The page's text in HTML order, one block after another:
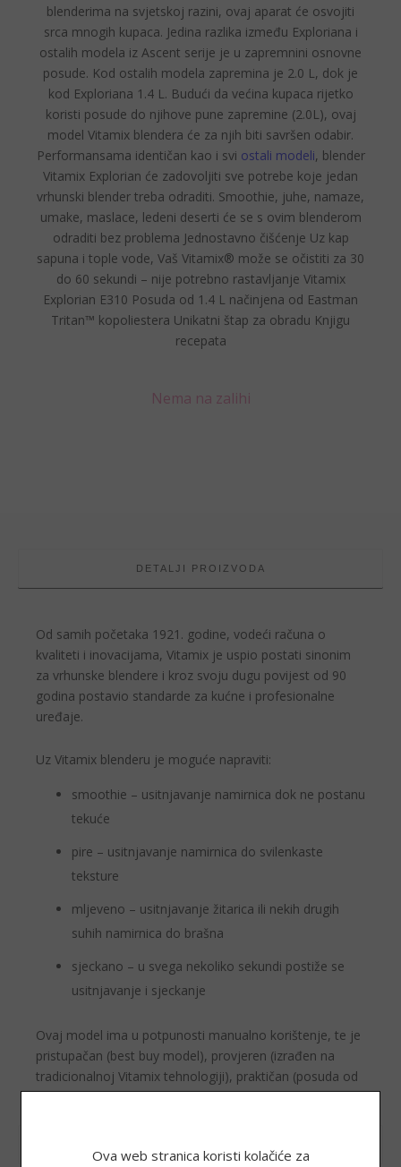
blenderima na svjetskoj razini, ovaj aparat će osvojiti
srca mnogih kupaca. Jedina razlika između Exploriana i
ostalih modela iz Ascent serije je u zapremnini osnovne
posude. Kod ostalih modela zapremina je 2.0 L, dok je
kod Exploriana 1.4 L. Budući da većina kupaca rijetko
koristi posude do njihove pune zapremine (2.0L), ovaj
model Vitamix blendera će za njih biti savršen odabir.
Performansama identičan kao i svi ostali modeli, blender
Vitamix Explorian će zadovoljiti sve potrebe koje jedan
vrhunski blender treba odraditi. Smoothie, juhe, namaze,
umake, maslace, ledeni deserti će se s ovim blenderom
odraditi bez problema Jednostavno čišćenje Uz kap
sapuna i tople vode, Vaš Vitamix® može se očistiti za 30
do 60 sekundi – nije potrebno rastavljanje Vitamix
Explorian E310 Posuda od 1.4 L načinjena od Eastman
Tritan™ kopoliestera Unikatni štap za obradu Knjigu
recepata
Nema na zalihi
DETALJI PROIZVODA
Od samih početaka 1921. godine, vodeći računa o
kvaliteti i inovacijama, Vitamix je uspio postati sinonim
za vrhunske blendere i kroz svoju dugu povijest od 90
godina postavio standarde za kućne i profesionalne
uređaje.
Uz Vitamix blenderu je moguće napraviti:
smoothie – usitnjavanje namirnica dok ne postanu
tekuće
pire – usitnjavanje namirnica do svilenkaste
teksture
mljeveno – usitnjavanje žitarica ili nekih drugih
suhih namirnica do brašna
sjeckano – u svega nekoliko sekundi postiže se
usitnjavanje i sjeckanje
Ovaj model ima u potpunosti manualno korištenje, te je
pristupačan (best buy model), provjeren (izrađen na
tradicionalnoj Vitamix tehnologiji), praktičan (posuda od
1.4 litre za optimalne izrade).
Ova web stranica koristi kolačiće za